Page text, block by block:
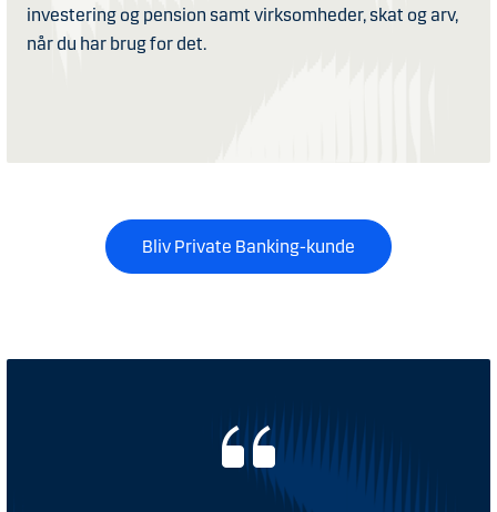
investering og pension samt virksomheder, skat og arv,
når du har brug for det.
Bliv Private Banking-kunde